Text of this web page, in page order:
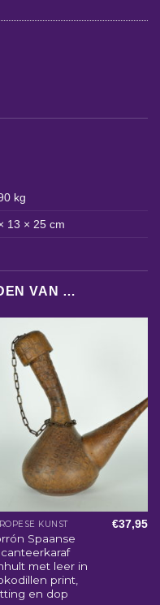
kg
13 × 25 cm
VAN …
KUNST
Spaanse
met leer in
print,
en dop
€37,95